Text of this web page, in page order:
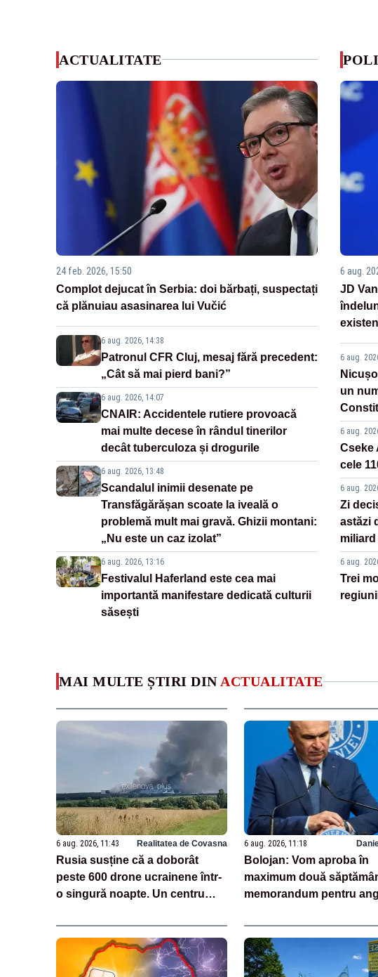
ACTUALITATE
24 feb. 2026, 15:50
Complot dejucat în Serbia: doi bărbați, suspectați
că plănuiau asasinarea lui Vučić
6 aug. 2026, 14:38
Patronul CFR Cluj, mesaj fără precedent:
„Cât să mai pierd bani?”
6 aug. 2026, 14:07
CNAIR: Accidentele rutiere provoacă
mai multe decese în rândul tinerilor
decât tuberculoza și drogurile
6 aug. 2026, 13:48
Scandalul inimii desenate pe
Transfăgărășan scoate la iveală o
problemă mult mai gravă. Ghizii montani:
„Nu este un caz izolat”
6 aug. 2026, 13:16
Festivalul Haferland este cea mai
importantă manifestare dedicată culturii
săsești
6 aug.
JD
6 aug.
un
6 aug.
Cseke
cele
6 aug.
Zi
astăzi
6 aug.
Trei
MAI MULTE ȘTIRI DIN ACTUALITATE
6 aug. 2026, 11:43 Realitatea de Covasna
Rusia susține că a doborât
peste 600 drone ucrainene într-
o singură noapte. Un centru
VIDEO
6 aug. 2026, 11:18
Bolojan: Vom aproba în
maximum două
memorandum pentru
inaugurate